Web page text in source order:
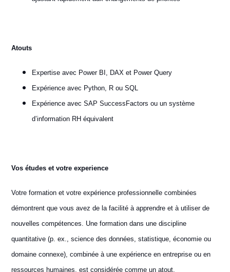
Atouts
Expertise avec Power BI, DAX et Power Query
Expérience avec Python, R ou SQL
Expérience avec SAP SuccessFactors ou un système
d’information RH équivalent
Vos études et votre experience
Votre formation et votre expérience professionnelle combinées
démontrent que vous avez de la facilité à apprendre et à utiliser de
nouvelles compétences. Une formation dans une discipline
quantitative (p. ex., science des données, statistique, économie ou
domaine connexe), combinée à une expérience en entreprise ou en
ressources humaines, est considérée comme un atout.